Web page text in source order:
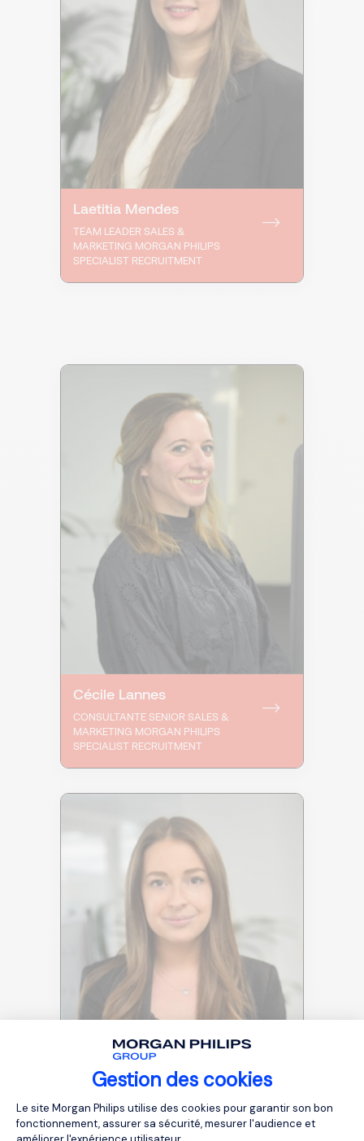
Gestion des cookies
Plateforme de Gestion du
Le site Morgan Philips utilise des cookies pour garantir son bon
fonctionnement, assurer sa sécurité, mesurer l'audience et
Laetitia Mendes
TEAM LEADER SALES &
MARKETING MORGAN PHILIPS
SPECIALIST RECRUITMENT
Cécile Lannes
CONSULTANTE SENIOR SALES &
MARKETING MORGAN PHILIPS
SPECIALIST RECRUITMENT
Anne-Claire Bertin